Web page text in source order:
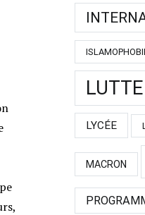
LYCÉE
MACRON